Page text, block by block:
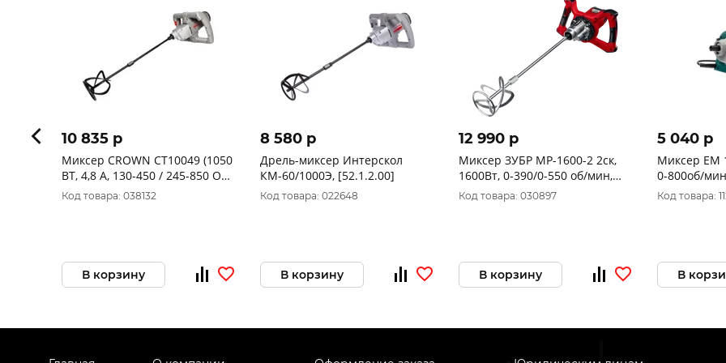
10 835 p
Миксер CROWN CT10049 (1050
ВТ, 4,8 А, 130-450 / 245-850 ОБ/
МИН)
Код товара: 038132
В корзину
8 580 p
Дрель-миксер Интерскол
КМ-60/1000Э, [52.1.2.00]
Код товара: 022648
В корзину
12 990 p
Миксер ЗУБР МР-1600-2 2ск,
1600Вт, 0-390/0-550 об/мин,
патрон М14, 26,7Нм
Код товара: 030897
В корзину
5 040 p
Миксер EM
0-800об/
FAVOURITE
Код товара:
В